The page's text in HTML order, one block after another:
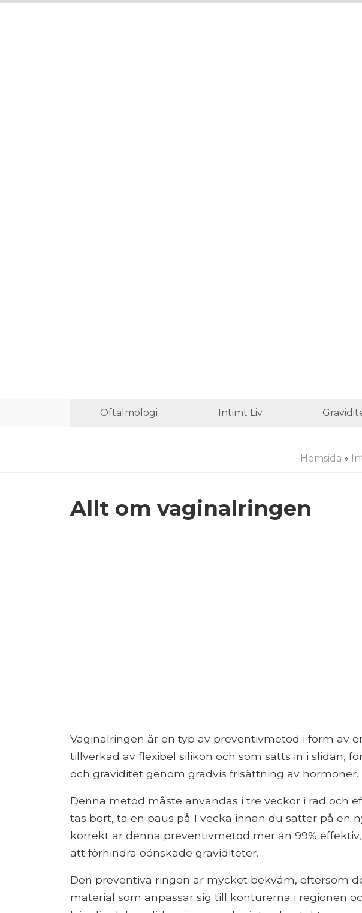
Oftalmologi Intimt Liv
Hemsida »
Allt om vaginalringen
Vaginalringen är en typ av preventivmetod i form av
tillverkad av flexibel silikon och som sätts in i slidan,
och graviditet genom gradvis frisättning av hormoner.
Denna metod måste användas i tre veckor i rad och
tas bort, ta en paus på 1 vecka innan du sätter på en
korrekt är denna preventivmetod mer än 99%
att förhindra oönskade graviditeter.
Den preventiva ringen är mycket bekväm, eftersom
material som anpassar sig till konturerna i regionen